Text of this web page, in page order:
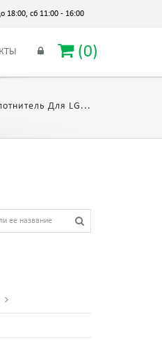
18:00, сб 11:00 - 16:00
(0)
Для LG...